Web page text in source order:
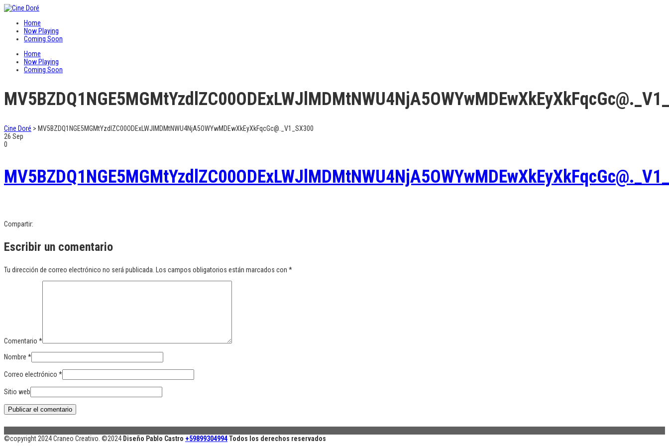
Home
Now Playing
Coming Soon
Home
Now Playing
Coming Soon
Cine Doré > MV5BZDQ1NGE5MGMtYzdlZC00ODExLWJlMDMtNWU4NjA5OWYwMDEwXkEyXkFqcGc@._V1_SX300
26 Sep
0
Compartir:
Escribir un comentario
Tu dirección de correo electrónico no será publicada. Los campos obligatorios están marcados con *
Comentario *
Nombre *
Correo electrónico *
Sitio web
©copyright 2024 Craneo Creativo. ©2024 Diseño Pablo Castro +59899304994Todos los derechos reservados